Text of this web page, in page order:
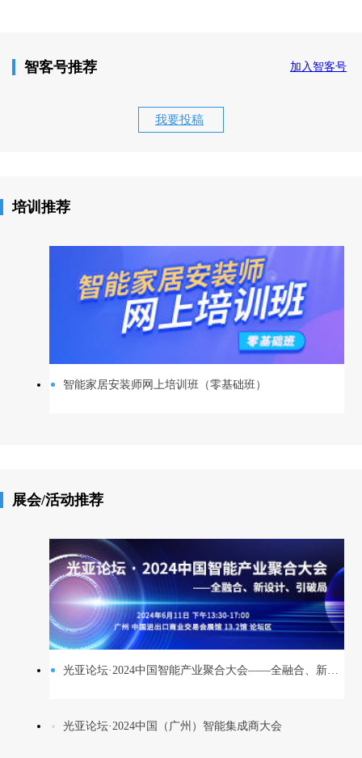
智客号推荐 加入智客号
我要投稿
培训推荐
智能家居安装师网上培训班（零基础班）
展会/活动推荐
光亚论坛·2024中国智能产业聚合大会——全融合、新设计、引破局
光亚论坛·2024中国（广州）智能集成商大会